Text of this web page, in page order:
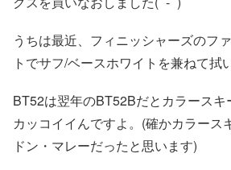
うちは最近、フィニッシャーズのフ
トでサフ/ベースホワイトを兼ねて拭
BT52は翌年のBT52Bだとカラース
カッコイイんですよ。(確かカラース
ドン・マレーだったと思います)